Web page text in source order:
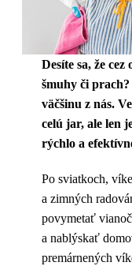
Desíte sa, že
šmuhy či
väčšinu z nás.
celú jar, ale len
rýchlo a
Po sviatkoch,
a zimných
povymetať
a nablýskať
premárnených